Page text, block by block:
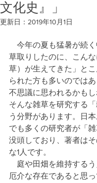
文化史』」
更新日： 2019年10月1日
今年の夏も猛暑が続く
草取りしたのに、こん
草）が生えてきた」と
られた方も多いのでは
不思議に思われるかもし
そんな雑草を研究する
う分野があります。日
でも多くの研究者が「
没頭しており、著者は
な1人です。
庭や田畑を維持するう
厄介な存在であると思